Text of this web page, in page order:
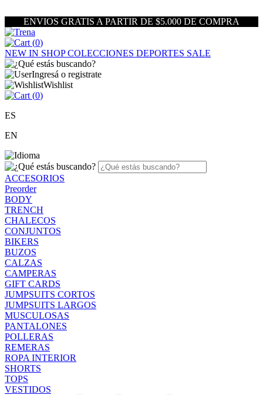
ENVIOS GRATIS A PARTIR DE $5.000 DE COMPRA
(0)
NEW IN SHOPCOLECCIONES DEPORTES SALE
Ingresá o registrate
Wishlist
(0)
ES
EN
ACCESORIOS
Preorder
BODY
TRENCH
CHALECOS
CONJUNTOS
BIKERS
BUZOS
CALZAS
CAMPERAS
GIFT CARDS
JUMPSUITS CORTOS
JUMPSUITS LARGOS
MUSCULOSAS
PANTALONES
POLLERAS
REMERAS
ROPA INTERIOR
SHORTS
TOPS
VESTIDOS